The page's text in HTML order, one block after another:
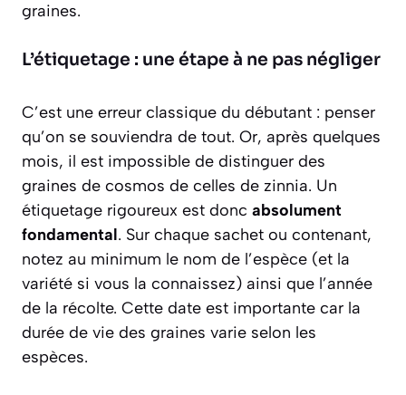
graines.
L’étiquetage : une étape à ne pas négliger
C’est une erreur classique du débutant : penser
qu’on se souviendra de tout. Or, après quelques
mois, il est impossible de distinguer des
graines de cosmos de celles de zinnia. Un
étiquetage rigoureux est donc absolument
fondamental. Sur chaque sachet ou contenant,
notez au minimum le nom de l’espèce (et la
variété si vous la connaissez) ainsi que l’année
de la récolte. Cette date est importante car la
durée de vie des graines varie selon les
espèces.